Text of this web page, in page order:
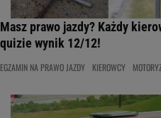
Masz prawo jazdy? Każdy
quizie wynik 12/12!
EGZAMIN NA PRAWO JAZDY KIEROWCY